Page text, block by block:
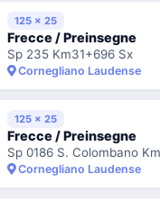
125 x 25
Frecce / Preinsegne
Sp 235 Km31+696 Sx
Cornegliano Laudense
125 x 25
Frecce / Preinsegne
Sp 0186 S. Colombano
Cornegliano Laudense